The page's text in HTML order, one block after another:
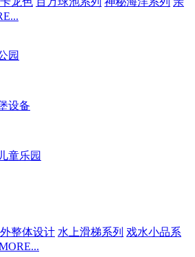
园
设备
童乐园
整体设计 水上滑梯系列 戏水小品系